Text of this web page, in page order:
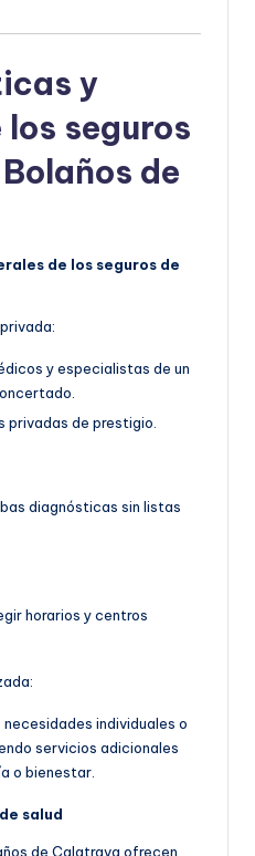
y
seguros
de
de los seguros de
y especialistas de un
privadas de prestigio.
diagnósticas sin listas
horarios y centros
individuales o
servicios adicionales
o bienestar.
salud
de Calatrava ofrecen